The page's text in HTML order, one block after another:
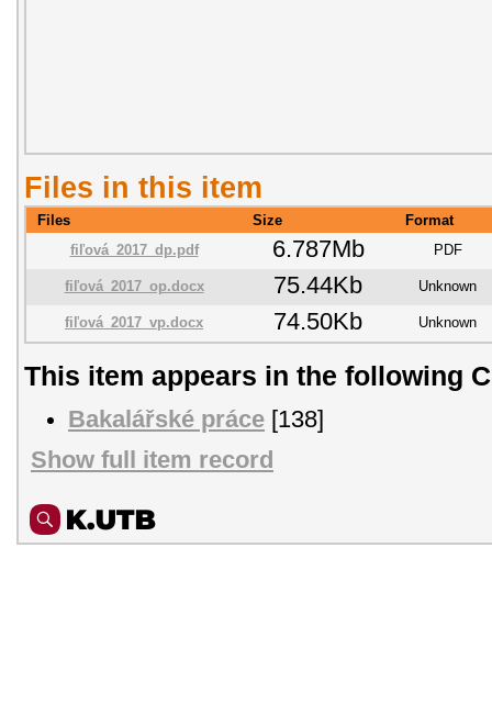
Files in this item
Files Size
Format
fiľová_2017_dp.pdf
6.787Mb PDF
fiľová_2017_op.docx 75.44Kb Unknown
fiľová_2017_vp.docx 74.50Kb Unknown
This item appears in the following
Bakalářské práce [138]
Show full item record